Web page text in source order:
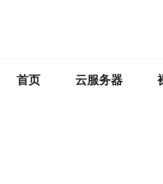
首页 云服务器